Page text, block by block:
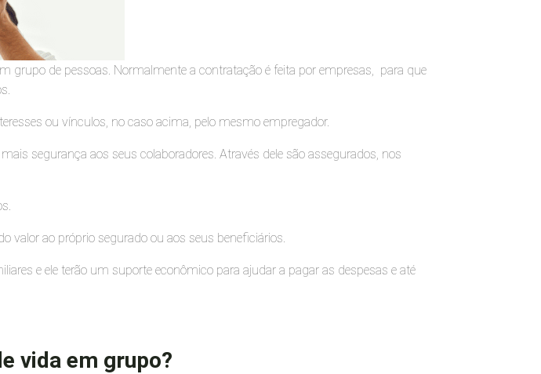
grupo de pessoas. Normalmente a contratação é feita por empresas, para que
ou vínculos, no caso acima, pelo mesmo empregador.
segurança aos seus colaboradores. Através dele são assegurados, nos
valor ao próprio segurado ou aos seus beneficiários.
e ele terão um suporte econômico para ajudar a pagar as despesas e até
vida em grupo?